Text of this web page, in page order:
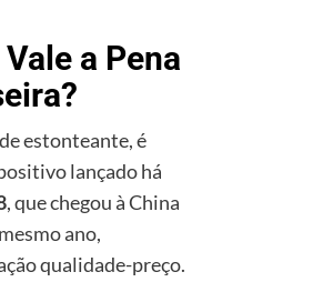
a Pena
estonteante, é
lançado há
, que chegou à China
ano,
qualidade-preço.